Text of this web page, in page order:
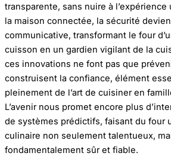
transparente, sans nuire à l’expérience
la maison connectée, la sécurité
communicative, transformant le four
cuisson en un gardien vigilant de la
ces innovations ne font pas que
construisent la confiance, élément
pleinement de l’art de cuisiner en
L’avenir nous promet encore plus
de systèmes prédictifs, faisant du four
culinaire non seulement talentueux,
fondamentalement sûr et fiable.